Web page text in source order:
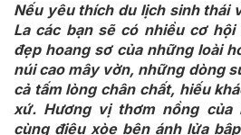
Nếu yêu thích du lịch sinh thái
La các bạn sẽ có nhiều cơ
đẹp hoang sơ của những loài
núi cao mây vờn, những dòng
cả tấm lòng chân chất, hiếu
xứ. Hương vị thơm nồng của
cùng điệu xòe bên ánh lửa